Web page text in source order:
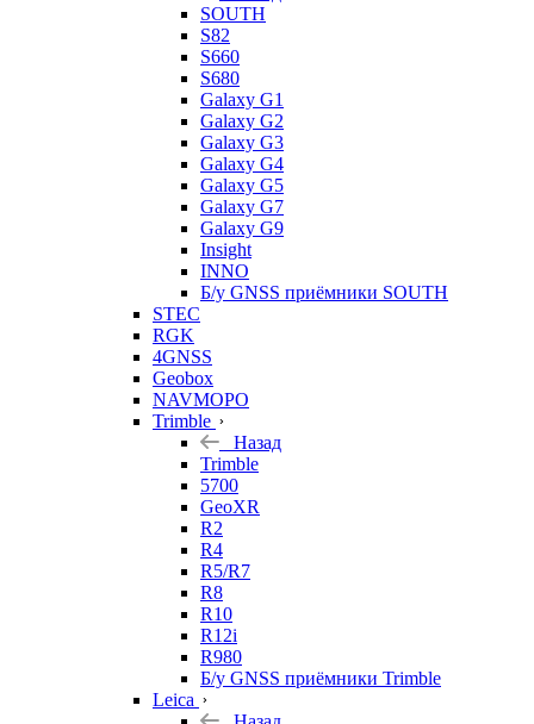
SOUTH
S82
S660
S680
Galaxy G1
Galaxy G2
Galaxy G3
Galaxy G4
Galaxy G5
Galaxy G7
Galaxy G9
Insight
INNO
Б/у GNSS приёмники SOUTH
STEC
RGK
4GNSS
Geobox
NAVMOPO
Trimble
Назад
Trimble
5700
GeoXR
R2
R4
R5/R7
R8
R10
R12i
R980
Б/у GNSS приёмники Trimble
Leica